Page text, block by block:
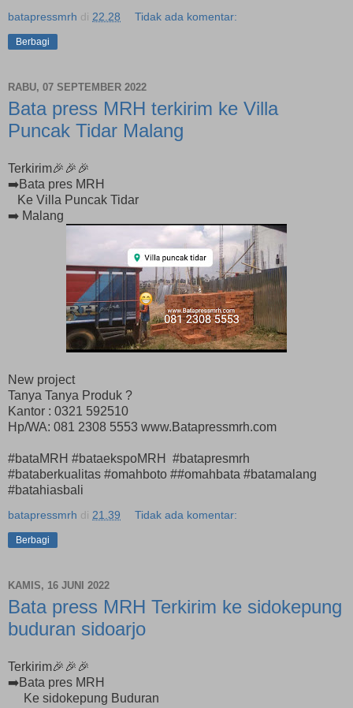
batapressmrh di 22.28 Tidak ada komentar:
Berbagi
RABU, 07 SEPTEMBER 2022
Bata press MRH terkirim ke Villa
Puncak Tidar Malang
Terkirim🎉🎉🎉
➡️Bata pres MRH
Ke Villa Puncak Tidar
➡️ Malang
New project
Tanya Tanya Produk ?
Kantor : 0321 592510
Hp/WA: 081 2308 5553 www.Batapressmrh.com
#bataMRH #bataekspoMRH #batapresmrh
#bataberkualitas #omahboto ##omahbata #batamalang
#batahiasbali
batapressmrh di 21.39 Tidak ada komentar:
Berbagi
KAMIS, 16 JUNI 2022
Bata press MRH Terkirim ke sidokepung
buduran sidoarjo
Terkirim🎉🎉🎉
➡️Bata pres MRH
Ke sidokepung Buduran